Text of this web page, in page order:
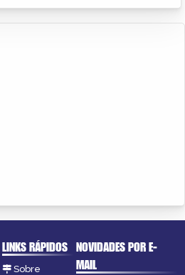
LINKS RÁPIDOS
Sobre
NOVIDADES POR E-
MAIL